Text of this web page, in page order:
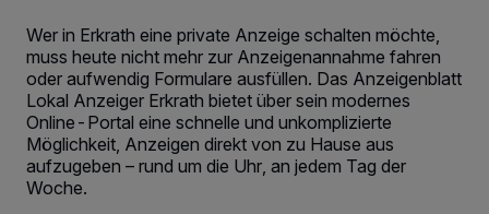
Wer in Erkrath eine private Anzeige schalten möchte,
muss heute nicht mehr zur Anzeigenannahme fahren
oder aufwendig Formulare ausfüllen. Das Anzeigenblatt
Lokal Anzeiger Erkrath bietet über sein modernes
Online-Portal eine schnelle und unkomplizierte
Möglichkeit, Anzeigen direkt von zu Hause aus
aufzugeben – rund um die Uhr, an jedem Tag der
Woche.